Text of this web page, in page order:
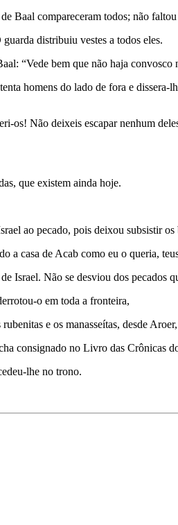
Baal compareceram todos; não
distribuiu vestes a todos eles.
“Vede bem que não haja
homens do lado de fora e
os! Não deixeis escapar nenhum
que existem ainda hoje.
ao pecado, pois deixou subsistir
a casa de Acab como eu o queria,
Israel. Não se desviou dos pecados
o em toda a fronteira,
e os manasseítas, desde
consignado no Livro das Crônicas
lhe no trono.